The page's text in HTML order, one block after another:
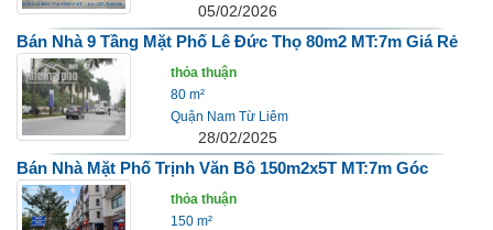
05/02/2026
Bán Nhà 9 Tầng Mặt Phố Lê Đức Thọ 80m2 MT:7m Giá Rẻ
thỏa thuận
80 m²
Quận Nam Từ Liêm
28/02/2025
Bán Nhà Mặt Phố Trịnh Văn Bô 150m2x5T MT:7m Góc
thỏa thuận
150 m²